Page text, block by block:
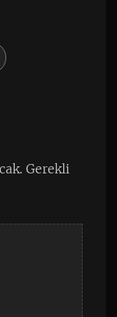
Gerekli